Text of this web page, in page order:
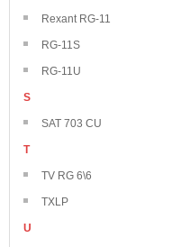
Rexant RG-11
RG-11S
RG-11U
S
SAT 703 CU
T
TV RG 6\6
TXLP
U